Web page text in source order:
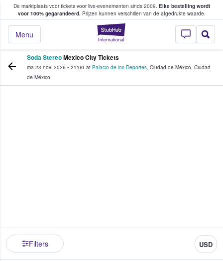
De marktplaats voor tickets voor live-evenementen sinds 2009. Elke bestelling wordt
voor 100% gegarandeerd.Prijzen kunnen verschillen van de afgedrukte waarde.
StubHub: waar
Menu
tickets kopen en verkopen
Soda StereoMexico City Tickets
ma 23 nov. 2026 • 21:00 at Palacio de los Deportes, Ciudad de México, Ciudad
de México
Filters USD